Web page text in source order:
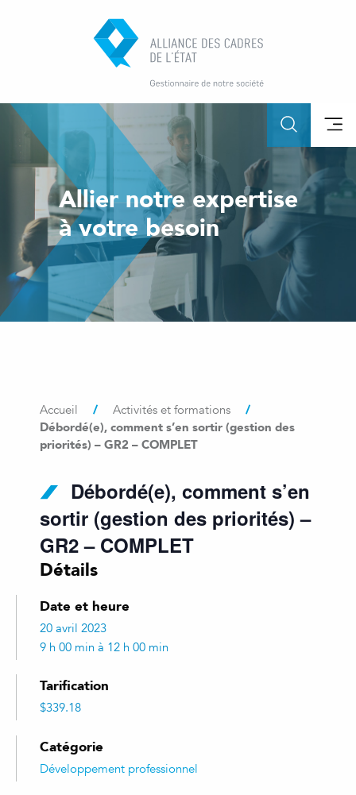
Allier notre expertise
à votre besoin
Accueil / Activités et formations
/
Débordé(e), comment s’en sortir (gestion des
priorités) – GR2 – COMPLET
Débordé(e), comment s’en
sortir (gestion des priorités) –
GR2 – COMPLET
Détails
Date et heure
20 avril 2023
9 h 00 min à 12 h 00 min
Tarification
$339.18
Catégorie
Développement professionnel